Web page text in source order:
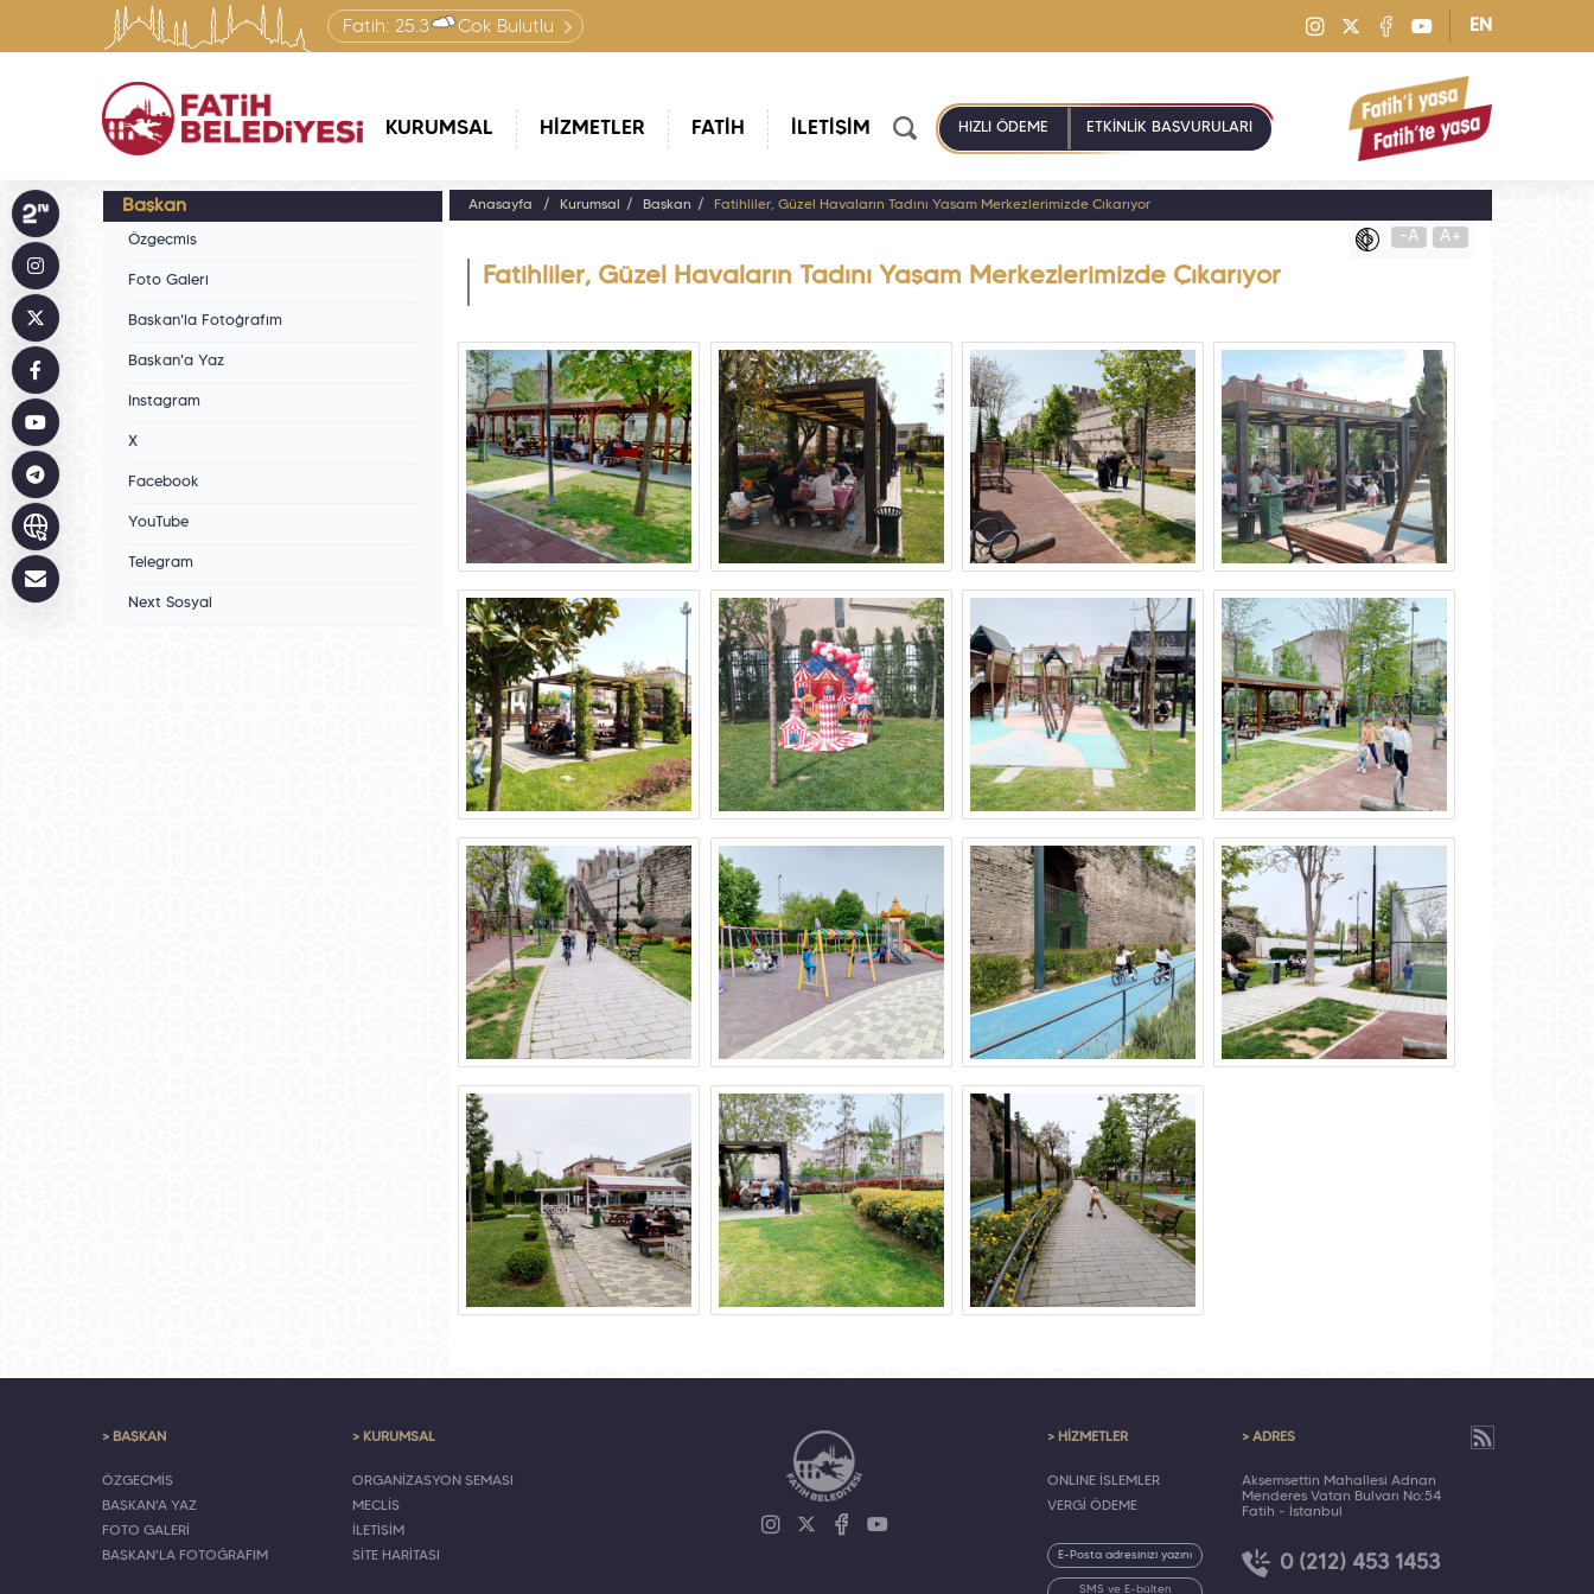
Fatih: 25.3 Çok Bulutlu EN
KURUMSAL HİZMETLER FATİH İLETİŞİM HIZLI ÖDEME ETKİNLİK BAŞVURULARI
Başkan
Özgeçmiş
Foto Galeri
Başkan'la Fotoğrafım
Başkan'a Yaz
Instagram
X
Facebook
YouTube
Telegram
Next Sosyal
Anasayfa Kurumsal Başkan Fatihliler, Güzel Havaların Tadını Yaşam Merkezlerimizde Çıkarıyor
-A A+
Fatihliler, Güzel Havaların Tadını Yaşam Merkezlerimizde Çıkarıyor
> BAŞKAN
ÖZGEÇMİŞ
BAŞKAN'A YAZ
FOTO GALERİ
BAŞKAN'LA FOTOĞRAFIM
> KURUMSAL
ORGANİZASYON ŞEMASI
MECLİS
İLETİŞİM
SİTE HARİTASI
> HİZMETLER
ONLINE İŞLEMLER
VERGİ ÖDEME
SMS ve E-bülten
> ADRES
Akşemsettin Mahallesi Adnan
Menderes Vatan Bulvarı No:54
Fatih - İstanbul
0 (212) 453 1453